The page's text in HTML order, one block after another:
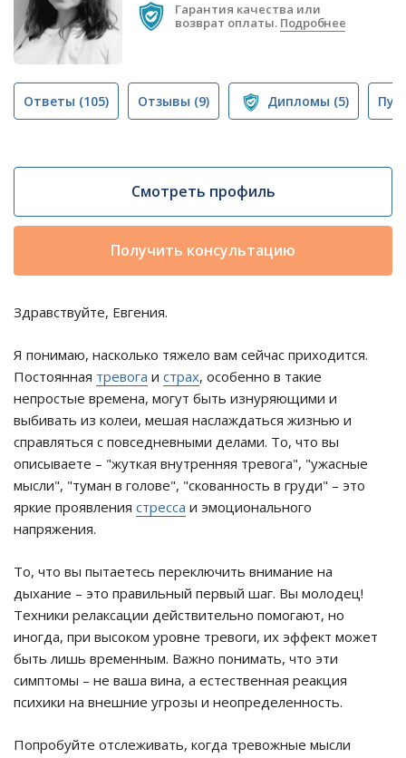
Гарантия качества или
возврат оплаты. Подробнее
Ответы (105) Отзывы (9) Дипломы (5)
Смотреть профиль
Получить консультацию
Здравствуйте, Евгения.
Я понимаю, насколько тяжело вам сейчас приходится.
Постоянная тревога и страх, особенно в такие
непростые времена, могут быть изнуряющими и
выбивать из колеи, мешая наслаждаться жизнью и
справляться с повседневными делами. То, что вы
описываете – "жуткая внутренняя тревога", "ужасные
мысли", "туман в голове", "скованность в груди" – это
яркие проявления стресса и эмоционального
напряжения.
То, что вы пытаетесь переключить внимание на
дыхание – это правильный первый шаг. Вы молодец!
Техники релаксации действительно помогают, но
иногда, при высоком уровне тревоги, их эффект может
быть лишь временным. Важно понимать, что эти
симптомы – не ваша вина, а естественная реакция
психики на внешние угрозы и неопределенность.
Попробуйте отслеживать, когда тревожные мысли